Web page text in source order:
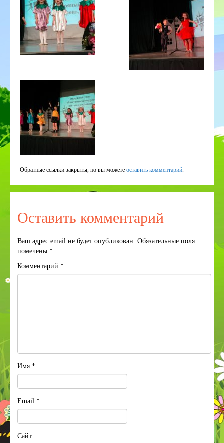
Обратные ссылки закрыты, но вы можете оставить комментарий
Оставить комментарий
Ваш адрес email не будет опубликован. Обязательные поля
помечены *
Комментарий *
Имя *
Email *
Сайт